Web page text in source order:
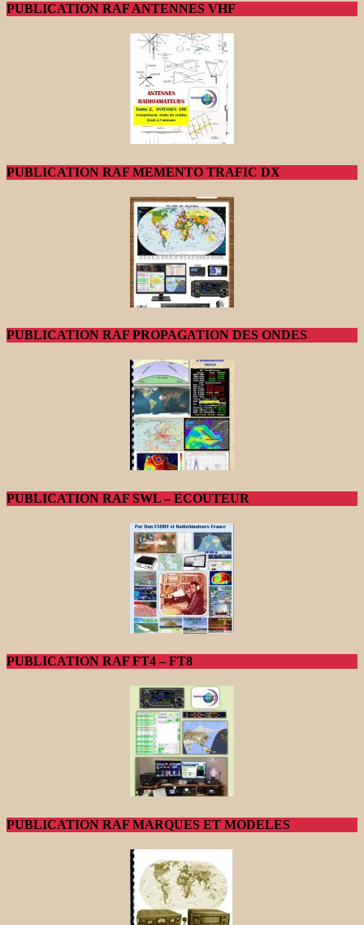
PUBLICATION RAF ANTENNES VHF
PUBLICATION RAF MEMENTO TRAFIC DX
PUBLICATION RAF PROPAGATION DES ONDES
PUBLICATION RAF SWL – ECOUTEUR
PUBLICATION RAF FT4 – FT8
PUBLICATION RAF MARQUES ET MODELES